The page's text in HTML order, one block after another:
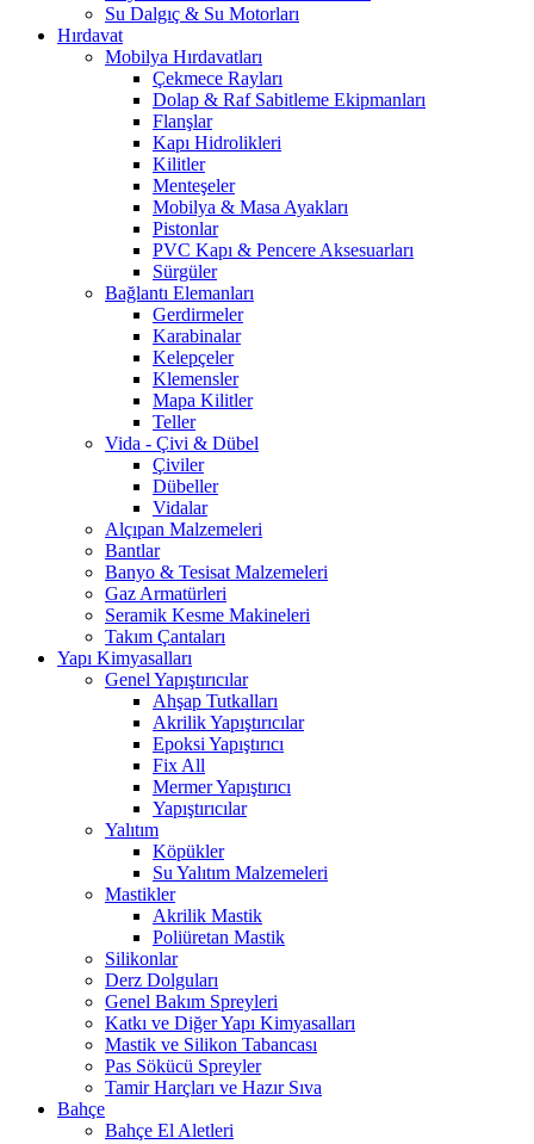
Su Dalgıç & Su Motorları
Hırdavat
Mobilya Hırdavatları
Çekmece Rayları
Dolap & Raf Sabitleme Ekipmanları
Flanşlar
Kapı Hidrolikleri
Kilitler
Menteşeler
Mobilya & Masa Ayakları
Pistonlar
PVC Kapı & Pencere Aksesuarları
Sürgüler
Bağlantı Elemanları
Gerdirmeler
Karabinalar
Kelepçeler
Klemensler
Mapa Kilitler
Teller
Vida - Çivi & Dübel
Çiviler
Dübeller
Vidalar
Alçıpan Malzemeleri
Bantlar
Banyo & Tesisat Malzemeleri
Gaz Armatürleri
Seramik Kesme Makineleri
Takım Çantaları
Yapı Kimyasalları
Genel Yapıştırıcılar
Ahşap Tutkalları
Akrilik Yapıştırıcılar
Epoksi Yapıştırıcı
Fix All
Mermer Yapıştırıcı
Yapıştırıcılar
Yalıtım
Köpükler
Su Yalıtım Malzemeleri
Mastikler
Akrilik Mastik
Poliüretan Mastik
Silikonlar
Derz Dolguları
Genel Bakım Spreyleri
Katkı ve Diğer Yapı Kimyasalları
Mastik ve Silikon Tabancası
Pas Sökücü Spreyler
Tamir Harçları ve Hazır Sıva
Bahçe
Bahçe El Aletleri